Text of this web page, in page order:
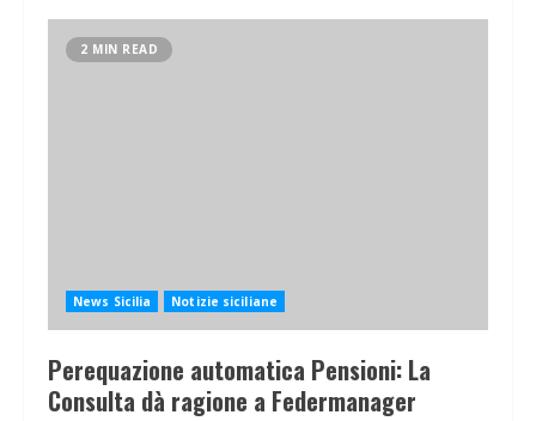
2 MIN READ
News Sicilia Notizie siciliane
Perequazione automatica Pensioni: La
Consulta dà ragione a Federmanager